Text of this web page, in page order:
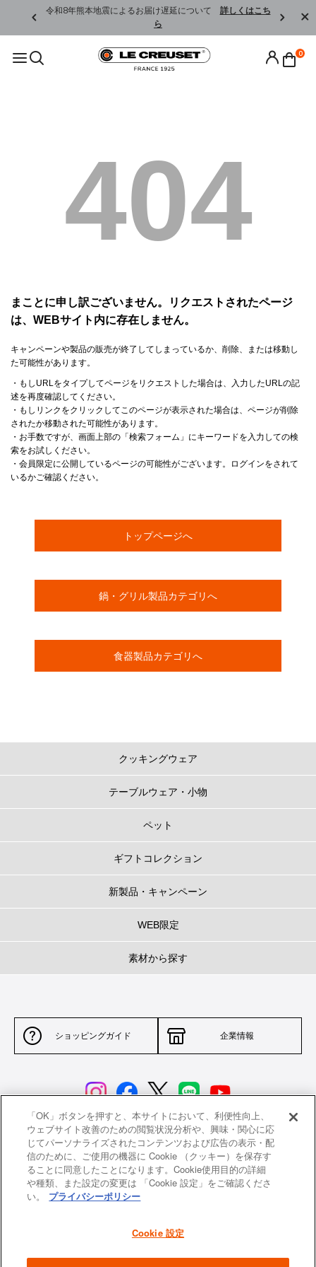
令和8年熊本地震によるお届け遅延について 詳しくはこち
ら
0
404
まことに申し訳ございません。リクエストされたページ
は、WEBサイト内に存在しません。
キャンペーンや製品の販売が終了してしまっているか、削除、または移動し
た可能性があります。
・もしURLをタイプしてページをリクエストした場合は、入力したURLの記
述を再度確認してください。
・もしリンクをクリックしてこのページが表示された場合は、ページが削除
されたか移動された可能性があります。
・お手数ですが、画面上部の「検索フォーム」にキーワードを入力しての検
索をお試しください。
・会員限定に公開しているページの可能性がございます。ログインをされて
いるかご確認ください。
トップページへ
鍋・グリル製品カテゴリへ
食器製品カテゴリへ
クッキングウェア
テーブルウェア・小物
ペット
ギフトコレクション
新製品・キャンペーン
WEB限定
素材から探す
ショッピングガイド 企業情報
サイトポリシー 特定商取引法に基づく表示
並行輸入品について 個人情報保護方針
返品について
よくあるご質問 お問い合わせ
「OK」ボタンを押すと、本サイトにおいて、利便性向上、
ウェブサイト改善のための閲覧状況分析や、興味・関心に応
じてパーソナライズされたコンテンツおよび広告の表示・配
信のために、ご使用の機器に Cookie （クッキー）を保存す
ることに同意したことになります。Cookie使用目的の詳細
や種類、また設定の変更は 「Cookie 設定」をご確認くださ
い。
プライバシーポリシー
Cookie 設定